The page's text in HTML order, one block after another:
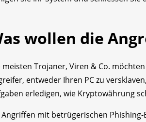
wollen die
meisten Trojaner, Viren & Co.
entweder Ihren PC zu
erledigen, wie Kryptowährung
Angriffen mit betrügerischen